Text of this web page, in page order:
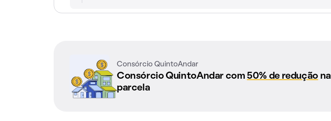
Consórcio QuintoAndar
Consórcio QuintoAndar com 50% de reduçãona
parcela